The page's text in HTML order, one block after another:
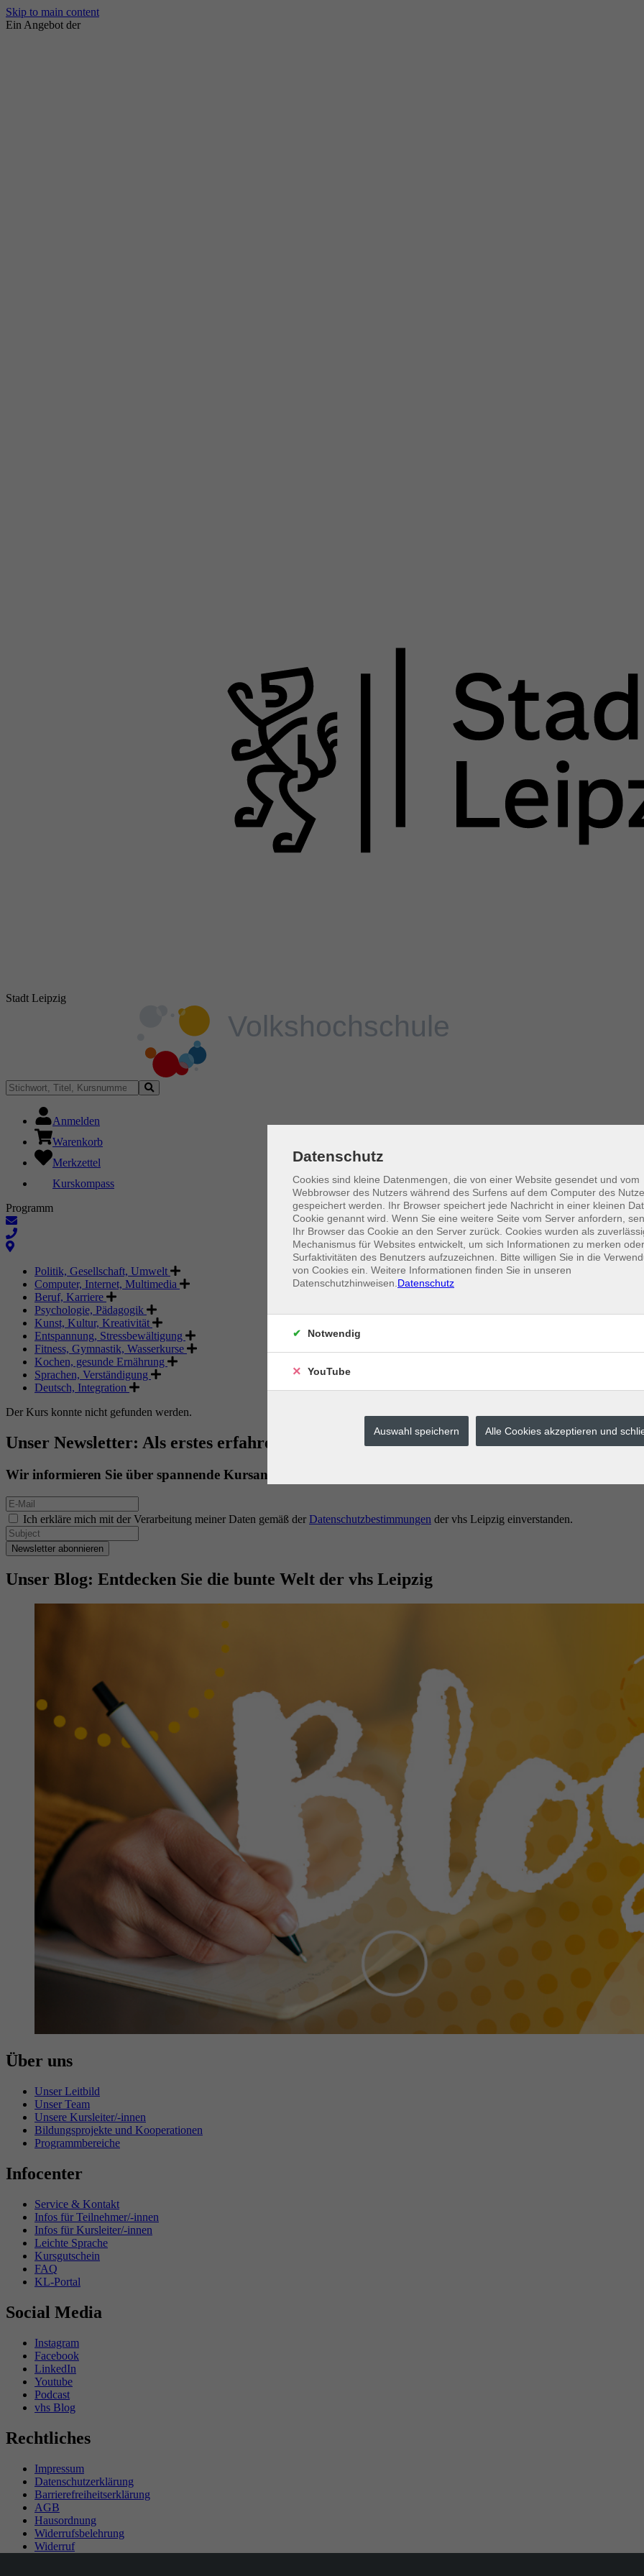
Skip to main content
Ein Angebot der
Stadt Leipzig
Anmelden
Warenkorb
Merkzettel
Kurskompass
Programm
Politik, Gesellschaft, Umwelt
Computer, Internet, Multimedia
Beruf, Karriere
Psychologie, Pädagogik
Kunst, Kultur, Kreativität
Entspannung, Stressbewältigung
Fitness, Gymnastik, Wasserkurse
Kochen, gesunde Ernährung
Sprachen, Verständigung
Deutsch, Integration
Der Kurs konnte nicht gefunden werden.
Unser Newsletter: Als erstes erfahren. Als erstes buchen.
Wir informieren Sie über spannende Kursangebote.
Ich erkläre mich mit der Verarbeitung meiner Daten gemäß der Datenschutzbestimmungen der vhs Leipzig einverstanden.
Newsletter abonnieren
Unser Blog: Entdecken Sie die bunte Welt der vhs Leipzig
Über uns
Unser Leitbild
Unser Team
Unsere Kursleiter/-innen
Bildungsprojekte und Kooperationen
Programmbereiche
Infocenter
Service & Kontakt
Infos für Teilnehmer/-innen
Infos für Kursleiter/-innen
Leichte Sprache
Kursgutschein
FAQ
KL-Portal
Social Media
Instagram
Facebook
LinkedIn
Youtube
Podcast
vhs Blog
Rechtliches
Impressum
Datenschutzerklärung
Barrierefreiheitserklärung
AGB
Hausordnung
Widerrufsbelehrung
Widerruf
Datenschutz
Cookies sind kleine Datenmengen, die von einer Website gesendet und vom
Webbrowser des Nutzers während des Surfens auf dem Computer des
gespeichert werden. Ihr Browser speichert jede Nachricht in einer kleinen
Cookie genannt wird. Wenn Sie eine weitere Seite vom Server anfordern,
Ihr Browser das Cookie an den Server zurück. Cookies wurden als
Mechanismus für Websites entwickelt, um sich Informationen zu merken
Surfaktivitäten des Benutzers aufzuzeichnen. Bitte willigen Sie in die
von Cookies ein. Weitere Informationen finden Sie in unseren
Datenschutzhinweisen. Datenschutz
Notwendig
YouTube
Auswahl speichern Alle Cookies akzeptieren und